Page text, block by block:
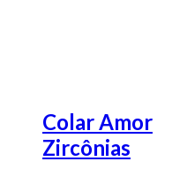
Colar Amor
Zircônias